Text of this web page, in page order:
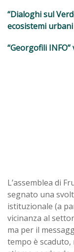
“Dialoghi sul
ecosistemi urbani
“Georgofili
L’assemblea di
segnato una
istituzionale (a
vicinanza al
ma per il
tempo è scaduto,